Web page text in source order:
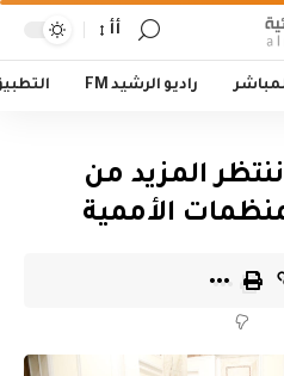
أأ
راديو الرشيد FM
المزيد من
الأممية